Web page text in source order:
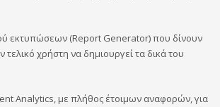
εκτυπώσεων (Report Generator) που δίνουν
τελικό χρήστη να δημιουργεί τα δικά του
Analytics, με πλήθος έτοιμων αναφορών, για